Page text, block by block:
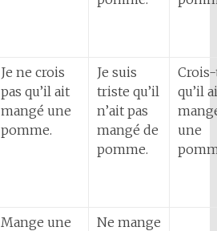
Je ne crois
pas qu’il ait
mangé une
pomme.
Je suis
triste qu’il
n’ait pas
mangé de
pomme.
qu’il
une
Mange une
Ne mange